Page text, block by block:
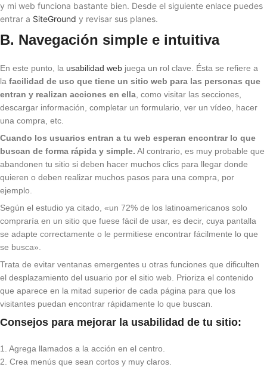
y mi web funciona bastante bien. Desde el siguiente enlace puedes
entrar a SiteGround y revisar sus planes.
B. Navegación simple e intuitiva
En este punto, la usabilidad web juega un rol clave. Ésta se refiere a
la facilidad de uso que tiene un sitio web para las personas que
entran y realizan acciones en ella, como visitar las secciones,
descargar información, completar un formulario, ver un vídeo, hacer
una compra, etc.
Cuando los usuarios entran a tu web esperan encontrar lo que
buscan de forma rápida y simple. Al contrario, es muy probable que
abandonen tu sitio si deben hacer muchos clics para llegar donde
quieren o deben realizar muchos pasos para una compra, por
ejemplo.
Según el estudio ya citado, «un 72% de los latinoamericanos solo
compraría en un sitio que fuese fácil de usar, es decir, cuya pantalla
se adapte correctamente o le permitiese encontrar fácilmente lo que
se busca».
Trata de evitar ventanas emergentes u otras funciones que dificulten
el desplazamiento del usuario por el sitio web. Prioriza el contenido
que aparece en la mitad superior de cada página para que los
visitantes puedan encontrar rápidamente lo que buscan.
Consejos para mejorar la usabilidad de tu sitio:
1. Agrega llamados a la acción en el centro.
2. Crea menús que sean cortos y muy claros.